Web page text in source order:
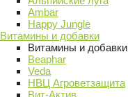
Ambar
Happy Jungle
Витамины и добавки
Витамины и добавки
Beaphar
Veda
НВЦ Агроветзащита
Вит-Актив